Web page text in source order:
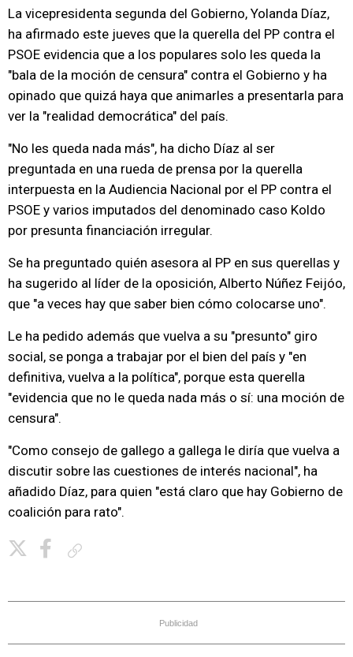
La vicepresidenta segunda del Gobierno, Yolanda Díaz,
ha afirmado este jueves que la querella del PP contra el
PSOE evidencia que a los populares solo les queda la
"bala de la moción de censura" contra el Gobierno y ha
opinado que quizá haya que animarles a presentarla para
ver la "realidad democrática" del país.
"No les queda nada más", ha dicho Díaz al ser
preguntada en una rueda de prensa por la querella
interpuesta en la Audiencia Nacional por el PP contra el
PSOE y varios imputados del denominado caso Koldo
por presunta financiación irregular.
Se ha preguntado quién asesora al PP en sus querellas y
ha sugerido al líder de la oposición, Alberto Núñez Feijóo,
que "a veces hay que saber bien cómo colocarse uno".
Le ha pedido además que vuelva a su "presunto" giro
social, se ponga a trabajar por el bien del país y "en
definitiva, vuelva a la política", porque esta querella
"evidencia que no le queda nada más o sí: una moción de
censura".
"Como consejo de gallego a gallega le diría que vuelva a
discutir sobre las cuestiones de interés nacional", ha
añadido Díaz, para quien "está claro que hay Gobierno de
coalición para rato".
Publicidad